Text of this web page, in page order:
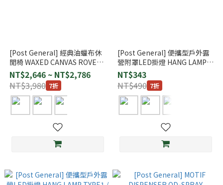
[Post General] 經典油蠟布休
閒椅 WAXED CANVAS ROVER
CHAIR
NT$2,646 ~ NT$2,786
NT$3,980 7折
[Post General] 便攜型戶外露
營附罩LED掛燈 HANG LAMP
TYPE2 / ハングランプ タイプ
ツー
NT$343
NT$490 7折